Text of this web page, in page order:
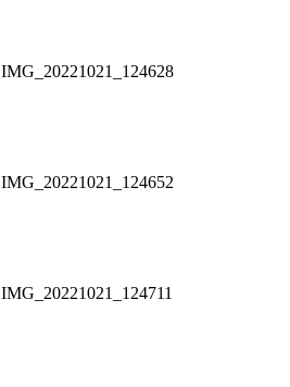
IMG_20221021_124628
IMG_20221021_124652
IMG_20221021_124711